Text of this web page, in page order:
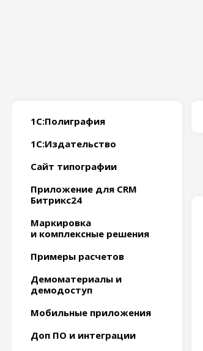
1С:Полиграфия
1С:Издательство
Сайт типографии
Приложение для CRM
Битрикс24
Маркировка
и комплексные решения
Примеры расчетов
Демоматериалы и
демодоступ
Мобильные приложения
Доп ПО и интеграции